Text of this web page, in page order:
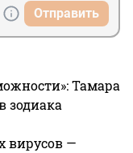
Отправить
Тамара
зодиака
вирусов —